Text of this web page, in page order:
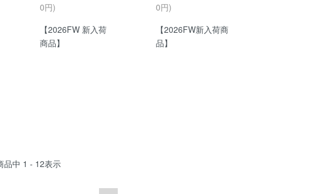
0円)
【2026FW 新入荷
商品】
0円)
【2026FW新入荷商
品】
品中 1 - 12表示